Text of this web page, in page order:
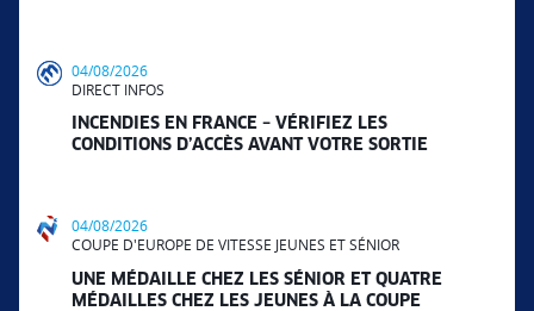
04/08/2026
DIRECT INFOS
INCENDIES EN FRANCE – VÉRIFIEZ LES
CONDITIONS D’ACCÈS AVANT VOTRE SORTIE
04/08/2026
COUPE D'EUROPE DE VITESSE JEUNES ET SÉNIOR
UNE MÉDAILLE CHEZ LES SÉNIOR ET QUATRE
MÉDAILLES CHEZ LES JEUNES À LA COUPE